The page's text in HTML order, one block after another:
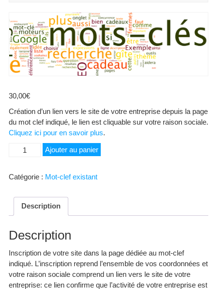
30,00€
Création d’un lien vers le site de votre entreprise depuis la page
du mot clef indiqué, le lien est cliquable sur votre raison sociale.
Cliquez ici pour en savoir plus.
quantité
sitting
Ajouter au panier
Catégorie : Mot-clef existant
Description
Description
Inscription de votre site dans la page dédiée au mot-clef
indiqué. L’inscription reprend l’ensemble de vos coordonnées et
votre raison sociale comprend un lien vers le site de votre
entreprise: ce lien confirme que l’activité de votre entreprise est